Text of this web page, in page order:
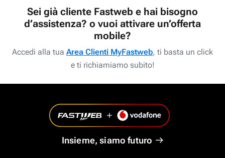
Sei già cliente Fastweb e hai bisogno
d’assistenza? o vuoi attivare un’offerta
mobile?
Accedi alla tua Area Clienti MyFastweb, ti basta un click
e ti richiamiamo subito!
Insieme, siamo futuro